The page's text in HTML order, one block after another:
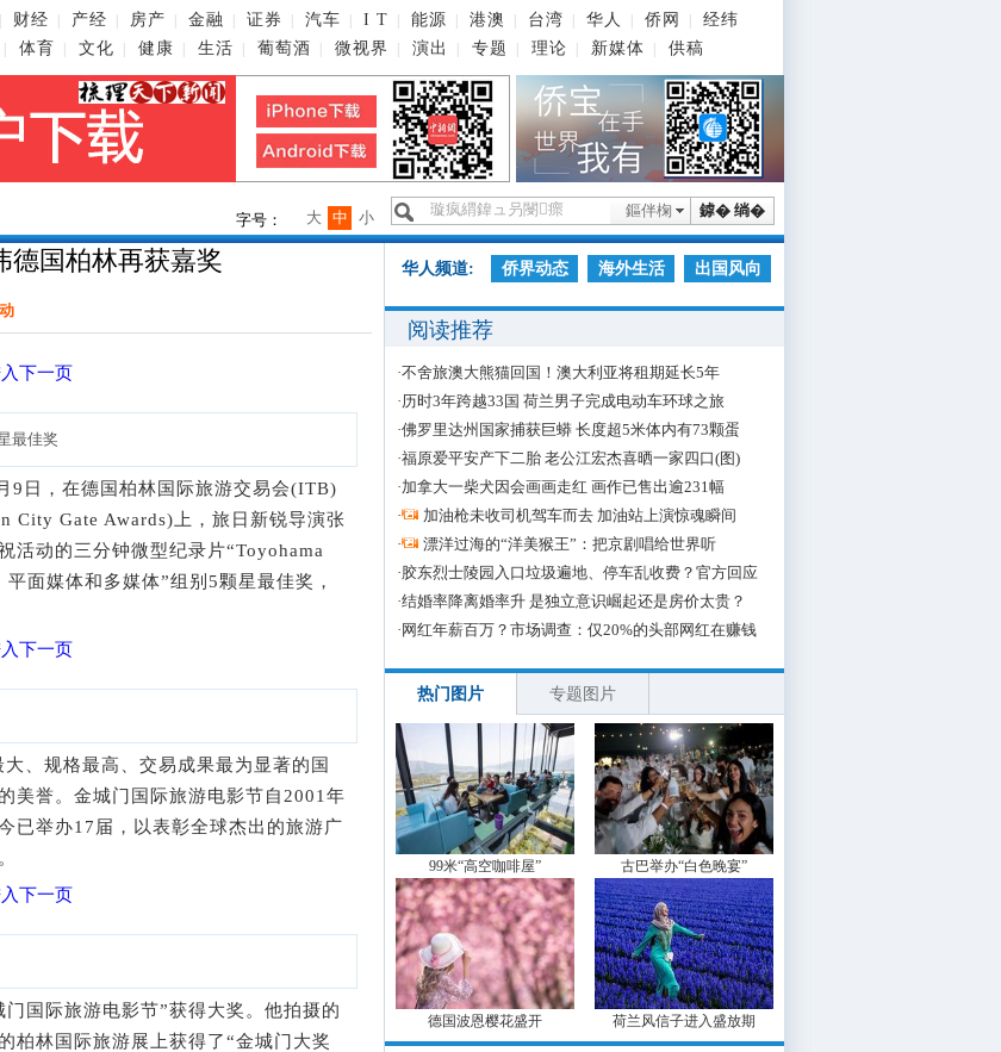
财经 产经 房产 金融 证券 汽车 I T 能源 港澳 台湾 华人 侨网
经纬
体育 文化 健康 生活 葡萄酒 微视界 演出 专题 理论 新媒体 供稿
鎼� 绱�
鏂伴椈
字号： 小
中
大
德国柏林再获嘉奖
最佳奖
9日，在德国柏林国际旅游交易会(ITB)
City Gate Awards)上，旅日新锐导演张
活动的三分钟微型纪录片“Toyohama
面媒体和多媒体”组别5颗星最佳奖，
规格最高、交易成果最为显著的国
美誉。金城门国际旅游电影节自2001年
已举办17届，以表彰全球杰出的旅游广
国际旅游电影节”获得大奖。他拍摄的
柏林国际旅游展上获得了“金城门大奖
华人频道: 侨界动态 海外生活 出国风向
阅读推荐
·不舍旅澳大熊猫回国！澳大利亚将租期延长5年
·历时3年跨越33国 荷兰男子完成电动车环球之旅
·佛罗里达州国家捕获巨蟒 长度超5米体内有73颗蛋
·福原爱平安产下二胎 老公江宏杰喜晒一家四口(图)
·加拿大一柴犬因会画画走红 画作已售出逾231幅
·
加油枪未收司机驾车而去 加油站上演惊魂瞬间
·
漂洋过海的“洋美猴王”：把京剧唱给世界听
·胶东烈士陵园入口垃圾遍地、停车乱收费？官方回应
·结婚率降离婚率升 是独立意识崛起还是房价太贵？
· 网红年薪百万？市场调查：仅20%的头部网红在赚钱
热门图片 专题图片
99米“高空咖啡屋” 古巴举办“白色晚宴”
德国波恩樱花盛开 荷兰风信子进入盛放期